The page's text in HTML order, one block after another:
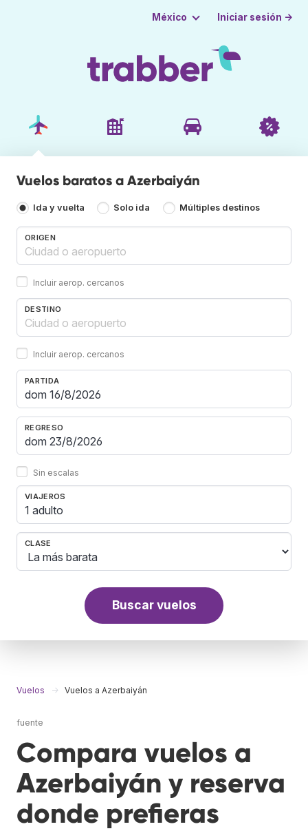
México Iniciar sesión →
Vuelos baratos a Azerbaiyán
Ida y vuelta Solo ida Múltiples destinos
ORIGEN
Incluir aerop. cercanos
DESTINO
Incluir aerop. cercanos
PARTIDA
REGRESO
Sin escalas
VIAJEROS
1 adulto
CLASE
Buscar vuelos
Vuelos Vuelos a Azerbaiyán
fuente
Compara vuelos a
Azerbaiyán y reserva
donde prefieras